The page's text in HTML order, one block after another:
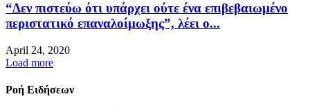
“Δεν πιστεύω ότι υπάρχει ούτε ένα επιβεβαιωμένο
περιστατικό επαναλοίμωξης”, λέει ο...
April 24, 2020
Load more
Ροή Ειδήσεων